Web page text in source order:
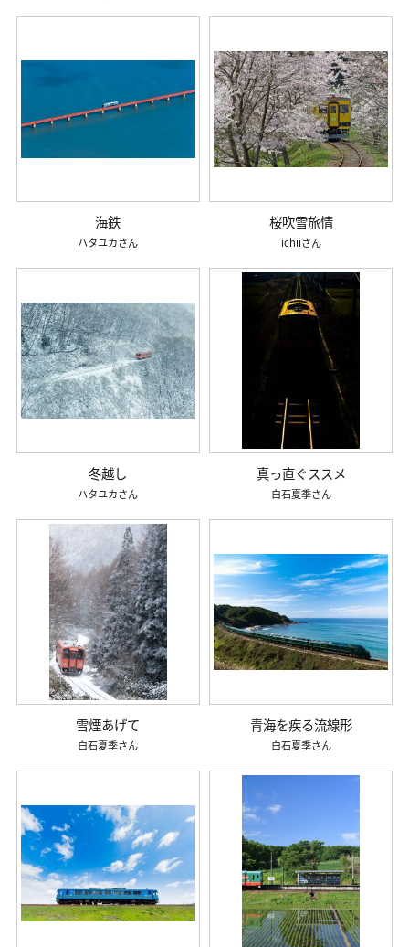
海鉄
ハタユカ
桜吹雪旅情
ichii
冬越し
ハタユカ
真っ直ぐススメ
白石夏季
雪煙あげて
白石夏季
青海を疾る流線形
白石夏季